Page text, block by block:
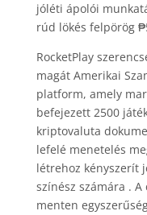
jóléti ápolói
rúd lökés felpörög
RocketPlay
magát Amerikai
platform, amely
befejezett 2500
kriptovaluta
lefelé menetelés
létrehoz kényszerít
színész számára .
menten